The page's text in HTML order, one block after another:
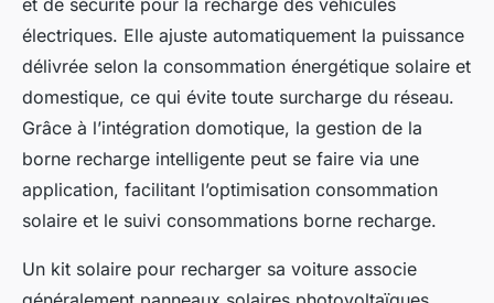
et de sécurité pour la recharge des véhicules
électriques. Elle ajuste automatiquement la puissance
délivrée selon la consommation énergétique solaire et
domestique, ce qui évite toute surcharge du réseau.
Grâce à l’intégration domotique, la gestion de la
borne recharge intelligente peut se faire via une
application, facilitant l’optimisation consommation
solaire et le suivi consommations borne recharge.
Un kit solaire pour recharger sa voiture associe